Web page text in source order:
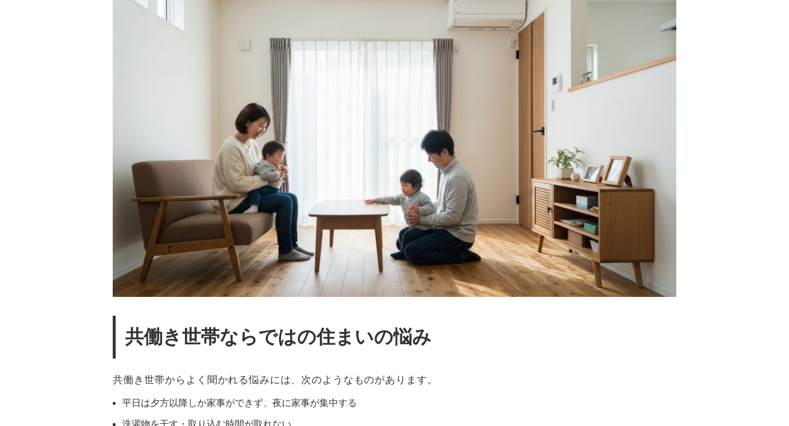
共働き世帯ならではの住まいの悩み
共働き世帯からよく聞かれる悩みには、次のようなものがあります。
平日は夕方以降しか家事ができず、夜に家事が集中する
洗濯物を干す・取り込む時間が取れない